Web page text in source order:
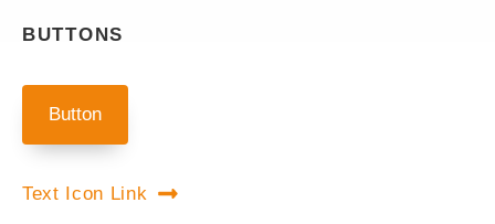
BUTTONS
Button
Text Icon Link